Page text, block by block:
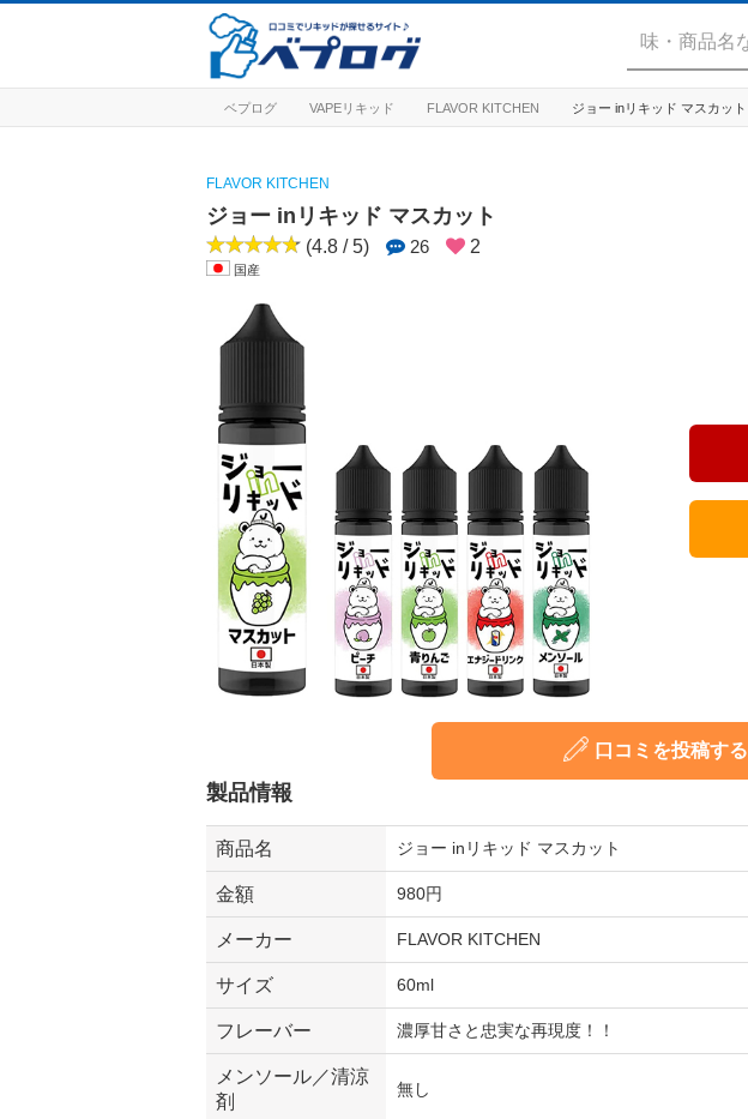
ベプログ VAPEリキッド FLAVOR KITCHEN ジョー inリキッド マスカット
FLAVOR KITCHEN
ジョー inリキッド マスカット
(4.8 / 5) 26 2
国産
口コミを投稿する
製品情報
商品名 ジョー inリキッド マスカット
金額 980円
メーカー FLAVOR KITCHEN
サイズ 60ml
フレーバー 濃厚甘さと忠実な再現度！！
メンソール／清涼
剤
無し